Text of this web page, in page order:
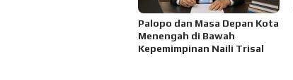
Palopo dan Masa Depan Kota
Menengah di Bawah
Kepemimpinan Naili Trisal